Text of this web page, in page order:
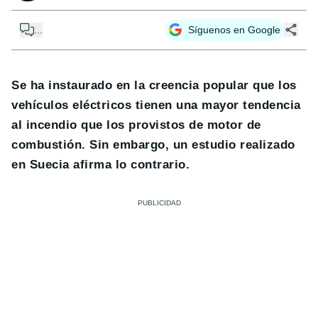
Síguenos en Google
Se ha instaurado en la creencia popular que los
vehículos eléctricos tienen una mayor tendencia
al incendio que los provistos de motor de
combustión. Sin embargo, un estudio realizado
en Suecia afirma lo contrario.